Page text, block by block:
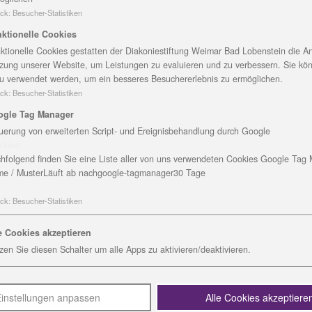
Friedrich-Zimmer-Haus und des Kinderhauses der
Mittwoch in die Eduard- Rosenthal- Straße 24
Straße zu Hause sind, war der Weg nicht weit.
Hauses und Ramona Zander, die Leitern des
„Wir hatten im Vorfeld Bedenken, ob alles
Gästen, Bewohnern und Kindern so gut gefallen
des Seniorenheims. Dazu musste nicht
Nach einem Sommerlied, ging es dann bei
an denen jeder mit allen Sinnen aktiv werden konnte.
Überraschung vorbereitet. Als Dankeschön für
Mitmachen animierten. Danach vermischte sich alles
beim Kegeln und Dosenwerfen. Hier gab es Preise
Kräuter- und Blumenecke durfte geraten,
war dies ein Erlebnis.
Erfahrungen ausgetauscht werden. Immer
: Besucher-Statistiken
Cookies
Cookies gestatten der Diakoniestiftung Weimar Bad Lobenstein die
unserer Website, um Leistungen zu evaluieren und zu verbessern. Sie
verwendet werden, um ein besseres Besuchererlebnis zu ermöglichen.
: Besucher-Statistiken
Tag Manager
von erweiterten Script- und Ereignisbehandlung durch Google
finden Sie eine Liste aller von uns verwendeten Cookies Google Tag
/ MusterLäuft ab nachgoogle-tagmanager30 Tage
: Besucher-Statistiken
Cookies akzeptieren
Sie diesen Schalter um alle Apps zu aktivieren/deaktivieren.
anpassen Alle Cookies